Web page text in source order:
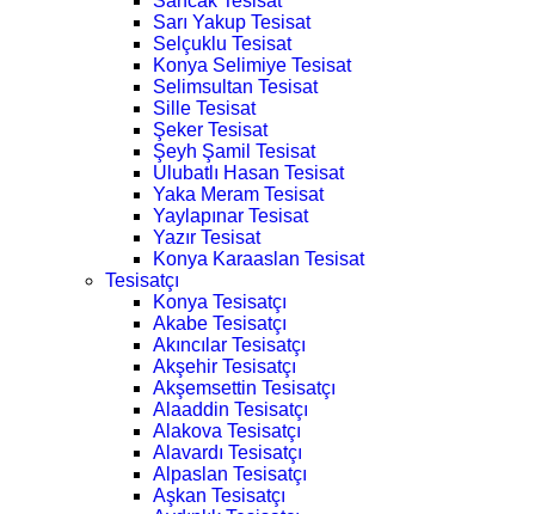
Sarı Yakup Tesisat
Selçuklu Tesisat
Konya Selimiye Tesisat
Selimsultan Tesisat
Sille Tesisat
Şeker Tesisat
Şeyh Şamil Tesisat
Ulubatlı Hasan Tesisat
Yaka Meram Tesisat
Yaylapınar Tesisat
Yazır Tesisat
Konya Karaaslan Tesisat
Tesisatçı
Konya Tesisatçı
Akabe Tesisatçı
Akıncılar Tesisatçı
Akşehir Tesisatçı
Akşemsettin Tesisatçı
Alaaddin Tesisatçı
Alakova Tesisatçı
Alavardı Tesisatçı
Alpaslan Tesisatçı
Aşkan Tesisatçı